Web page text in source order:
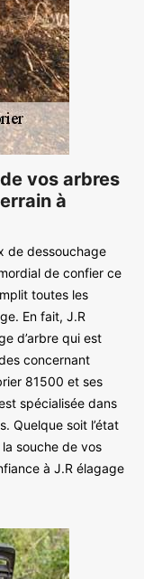
vos arbres
à
de dessouchage
de confier ce
toutes les
En fait, J.R
d’arbre qui est
concernant
81500 et ses
spécialisée dans
Quelque soit l’état
souche de vos
à J.R élagage